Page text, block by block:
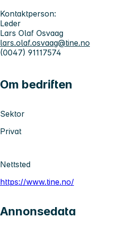
Lars Olaf Osvaag
lars.olaf.osvaag@tine.no
(0047) 91117574
Om bedriften
Sektor
Privat
Nettsted
https://www.tine.no/
Annonsedata